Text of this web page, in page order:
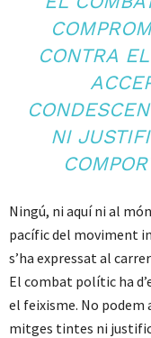
CONTRA
NI
Ningú, ni aquí ni al
pacífic del moviment
s’ha expressat al
El combat polític ha
el feixisme. No podem
mitges tintes ni